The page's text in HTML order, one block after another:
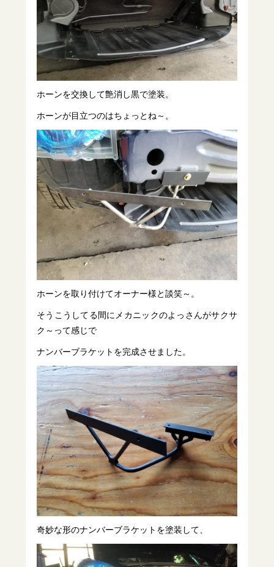
ホーンを交換して艶消し黒で塗装。
ホーンが目立つのはちょっとね～。
ホーンを取り付けてオーナー様と談笑～。
そうこうしてる間にメカニックのよっさんがサクサ
ク～って感じで
ナンバーブラケットを完成させました。
奇妙な形のナンバーブラケットを塗装して、